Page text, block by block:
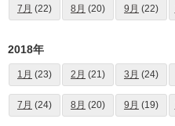
7月 (22) 8月 (20) 9月 (22)
2018年
1月 (23) 2月 (21) 3月 (24)
7月 (24) 8月 (20) 9月 (19)